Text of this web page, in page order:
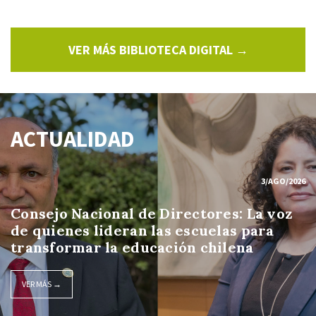
VER MÁS BIBLIOTECA DIGITAL →
ACTUALIDAD
3/AGO/2026
Consejo Nacional de Directores: La voz
de quienes lideran las escuelas para
transformar la educación chilena
VER MÁS →